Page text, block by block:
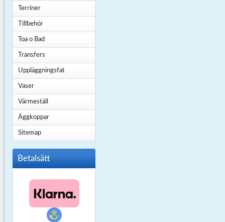
Terriner
Tillbehör
Toa o Bad
Transfers
Uppläggningsfat
Vaser
Värmeställ
Äggkoppar
Sitemap
Betalsätt